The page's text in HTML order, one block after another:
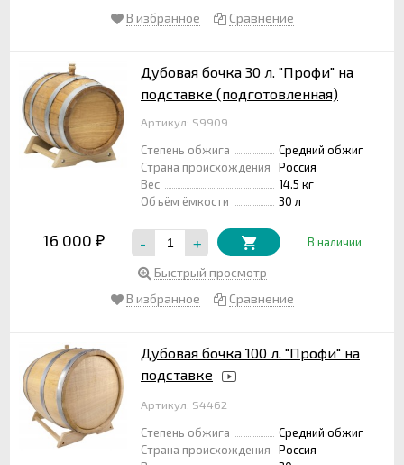
В избранное
Сравнение
Дубовая бочка 30 л. "Профи" на
подставке (подготовленная)
Артикул: S9909
Степень обжига
Средний обжиг
Страна происхождения
Россия
Вес
14.5 кг
Объём ёмкости
30 л
16 000 ₽ - + В наличии
Быстрый просмотр
В избранное
Сравнение
Дубовая бочка 100 л. "Профи" на
подставке
Артикул: S4462
Степень обжига
Средний обжиг
Страна происхождения
Россия